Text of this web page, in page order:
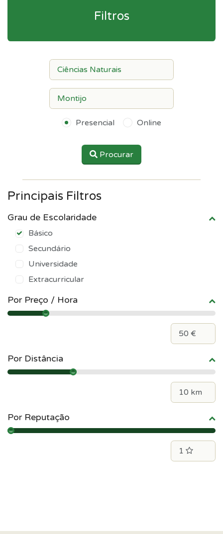
Filtros
Presencial Online
Procurar
Principais Filtros
Grau de Escolaridade
Básico
Secundário
Universidade
Extracurricular
Por Preço / Hora
Por Distância
Por Reputação